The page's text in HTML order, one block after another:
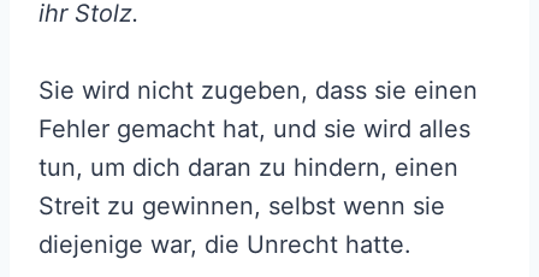
ihr Stolz.
Sie wird nicht zugeben, dass sie einen
Fehler gemacht hat, und sie wird alles
tun, um dich daran zu hindern, einen
Streit zu gewinnen, selbst wenn sie
diejenige war, die Unrecht hatte.